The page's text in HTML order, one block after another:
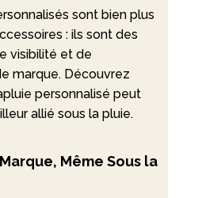
sont bien plus
: ils sont des
visibilité et de
marque. Découvrez
personnalisé peut
allié sous la pluie.
Même Sous la